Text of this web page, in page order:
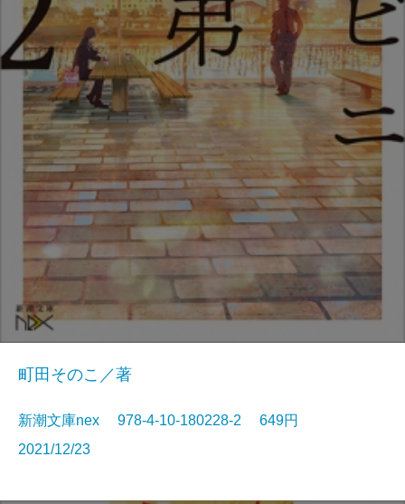
町田そのこ／著
新潮文庫nex 978-4-10-180228-2 649円
2021/12/23